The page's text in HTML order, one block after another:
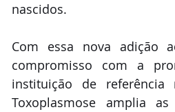
nascidos.
Com essa nova adição
compromisso com a
instituição de
Toxoplasmose amplia